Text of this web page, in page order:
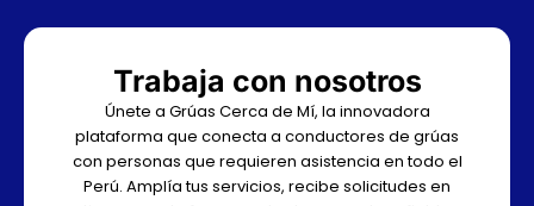
Trabaja con nosotros
Únete a Grúas Cerca de Mí, la innovadora
plataforma que conecta a conductores de grúas
con personas que requieren asistencia en todo el
Perú. Amplía tus servicios, recibe solicitudes en